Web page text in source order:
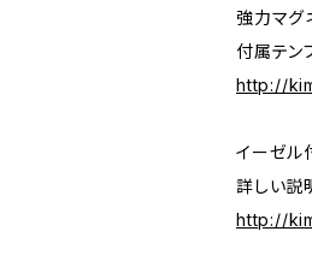
強力マグ
付属テン
http://
イーゼル
詳しい説
http://